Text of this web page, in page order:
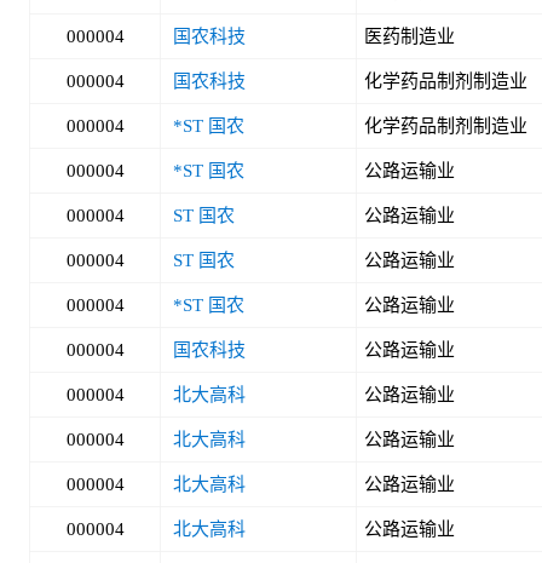
000004 国农科技 医药制造业
000004 国农科技 化学药品制剂制造业
000004 *ST 国农 化学药品制剂制造业
000004 *ST 国农 公路运输业
000004 ST 国农 公路运输业
000004 ST 国农 公路运输业
000004 *ST 国农 公路运输业
000004 国农科技 公路运输业
000004 北大高科 公路运输业
000004 北大高科 公路运输业
000004 北大高科 公路运输业
000004 北大高科 公路运输业